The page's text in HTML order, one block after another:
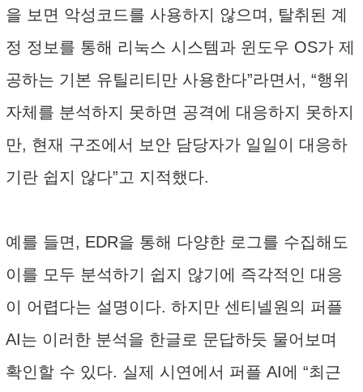
을 보면 악성코드를 사용하지 않으며, 탈취된 계
정 정보를 통해 리눅스 시스템과 윈도우 OS가 제
공하는 기본 유틸리티만 사용한다”라면서, “행위
자체를 분석하지 못하면 공격에 대응하지 못하지
만, 현재 구조에서 보안 담당자가 일일이 대응하
기란 쉽지 않다”고 지적했다.
예를 들면, EDR을 통해 다양한 로그를 수집해도
이를 모두 분석하기 쉽지 않기에 즉각적인 대응
이 어렵다는 설명이다. 하지만 센티넬원의 퍼플
AI는 이러한 분석을 한글로 문답하듯 물어보며
확인할 수 있다. 실제 시연에서 퍼플 AI에 “최근